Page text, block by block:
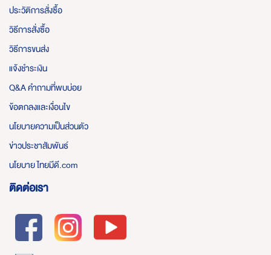
ประวัติการสั่งซื้อ
วิธีการสั่งซื้อ
วิธีการขนส่ง
แจ้งชำระเงิน
Q&A คำถามที่พบบ่อย
ข้อตกลงและเงื่อนไข
นโยบายความเป็นส่วนตัว
ข่าวประชาสัมพันธ์
นโยบาย ไทยมีดี.com
ติดต่อเรา